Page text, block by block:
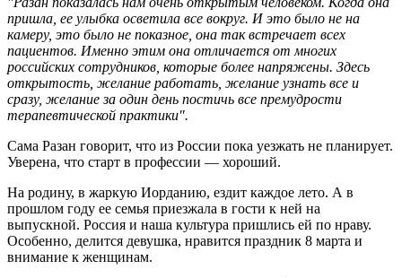
пришла, ее улыбка осветила все вокруг. И это было не на
камеру, это было не показное, она так встречает всех
пациентов. Именно этим она отличается от многих
российских сотрудников, которые более напряжены. Здесь
открытость, желание работать, желание узнать все и
сразу, желание за один день постичь все премудрости
терапевтической практики".
Сама Разан говорит, что из России пока уезжать не планирует.
Уверена, что старт в профессии — хороший.
На родину, в жаркую Иорданию, ездит каждое лето. А в
прошлом году ее семья приезжала в гости к ней на
выпускной. Россия и наша культура пришлись ей по нраву.
Особенно, делится девушка, нравится праздник 8 марта и
внимание к женщинам.